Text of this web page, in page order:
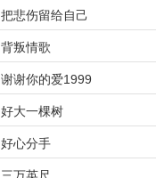
把悲伤留给自己
背叛情歌
谢谢你的爱1999
好大一棵树
好心分手